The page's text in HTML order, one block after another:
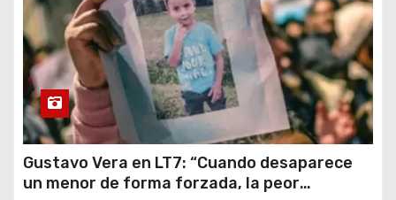
Gustavo Vera en LT7: “Cuando desaparece
un menor de forma forzada, la peor